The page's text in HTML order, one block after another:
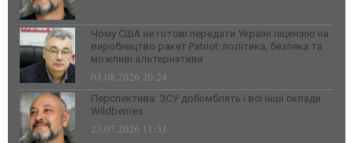
Чому США не готові передати Україні ліцензію на
виробництво ракет Patriot: політика, безпека та
можливі альтернативи
03.08.2026 20:24
Перспектива: ЗСУ добомблять і всі інші склади
Wildberries
23.07.2026 11:31